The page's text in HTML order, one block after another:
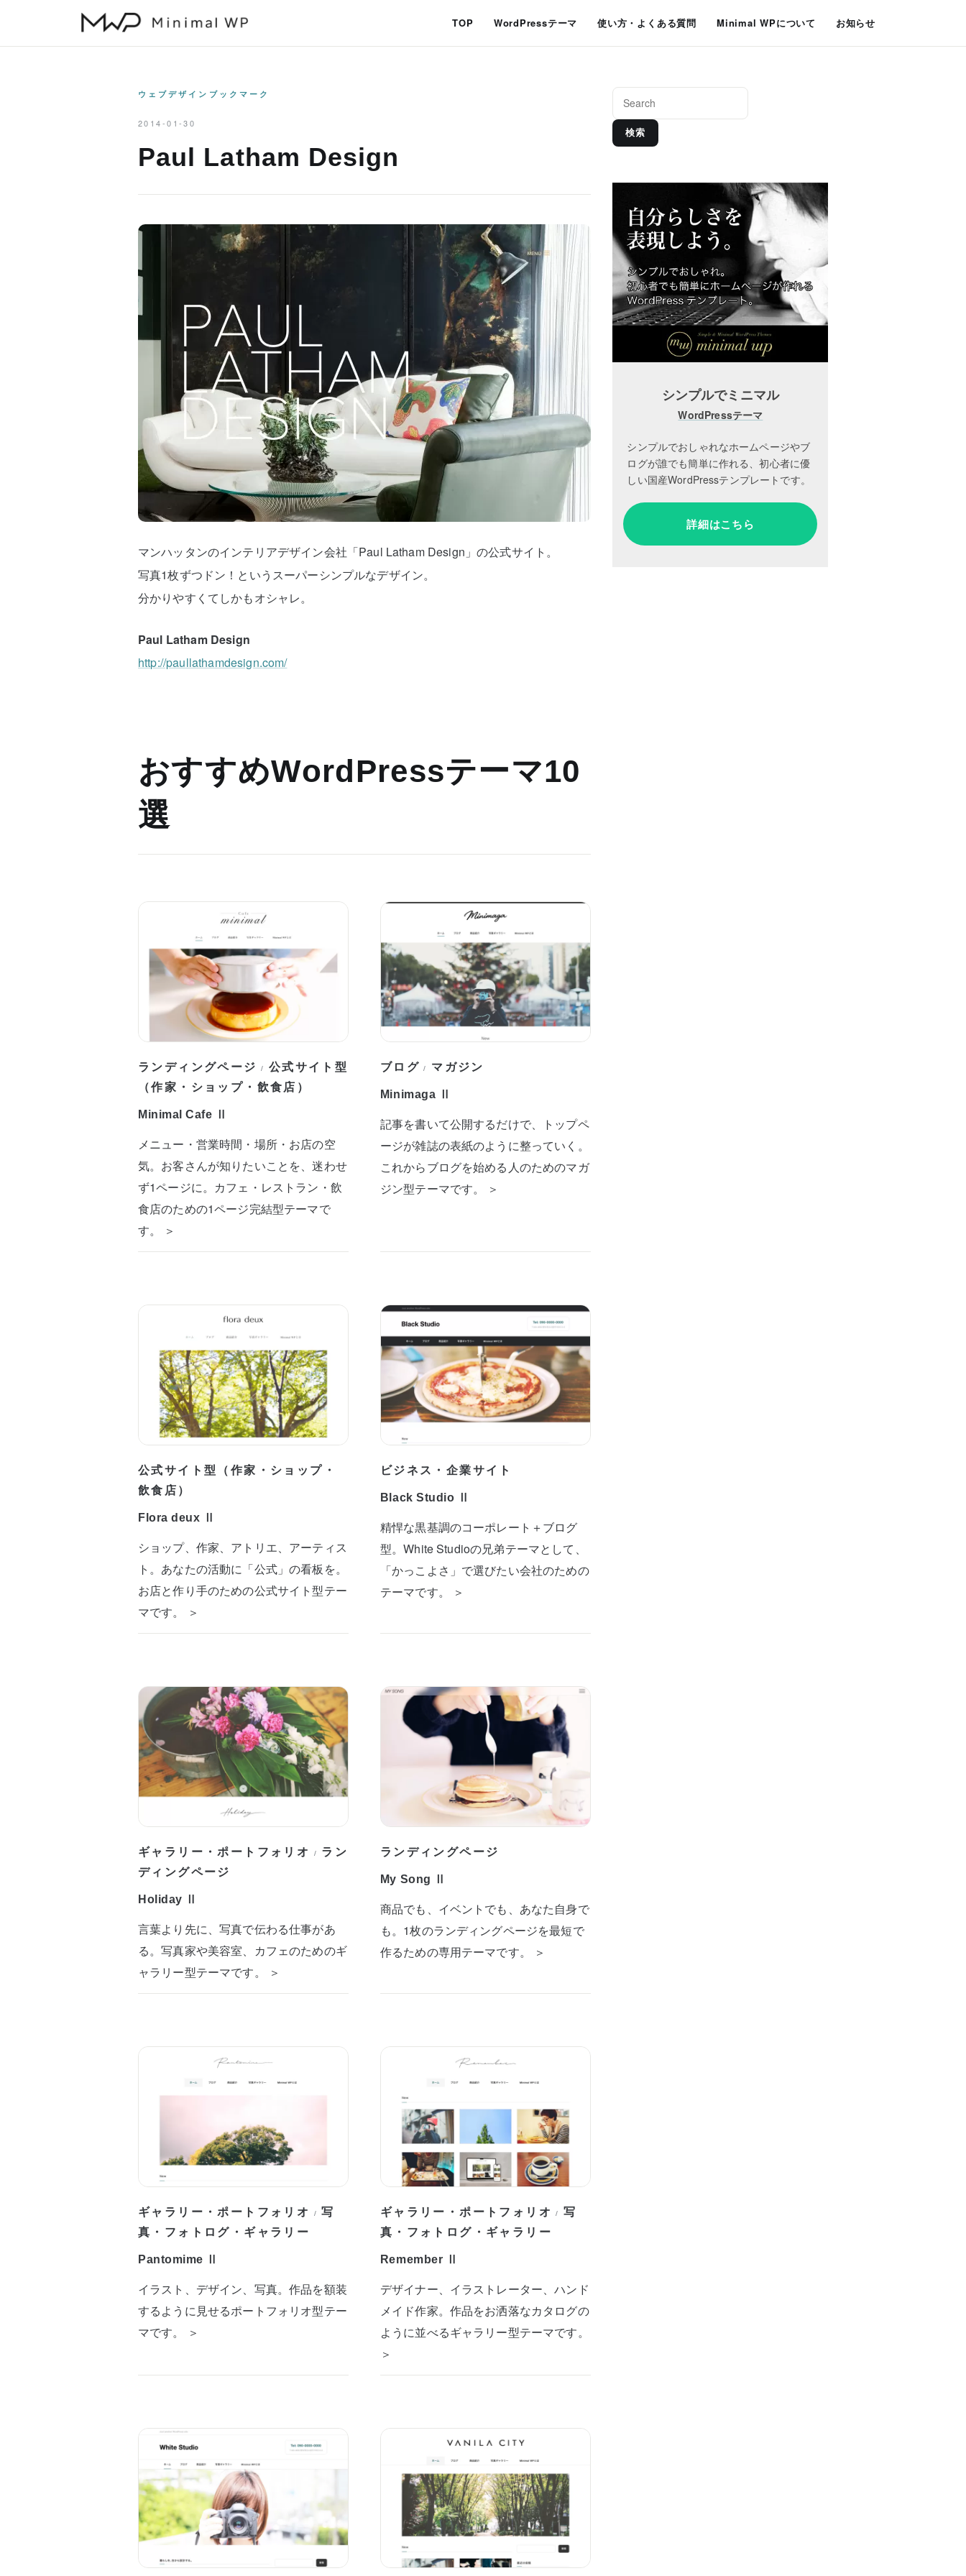
TOP WordPressテーマ 使い方・よくある質問 Minimal WPについて お知らせ
ウェブデザインブックマーク
2014-01-30
Paul Latham Design
マンハッタンのインテリアデザイン会社「Paul Latham Design」の公式サイト。
写真1枚ずつドン！というスーパーシンプルなデザイン。
分かりやすくてしかもオシャレ。
Paul Latham Design
http://paullathamdesign.com/
おすすめWordPressテーマ10
選
ランディングページ / 公式サイト型
（作家・ショップ・飲食店）
Minimal Cafe Ⅱ
メニュー・営業時間・場所・お店の空
気。お客さんが知りたいことを、迷わせ
ず1ページに。カフェ・レストラン・飲
食店のための1ページ完結型テーマで
す。 ＞
ブログ / マガジン
Minimaga Ⅱ
記事を書いて公開するだけで、トップペ
ージが雑誌の表紙のように整っていく。
これからブログを始める人のためのマガ
ジン型テーマです。 ＞
公式サイト型（作家・ショップ・
飲食店）
Flora deux Ⅱ
ショップ、作家、アトリエ、アーティス
ト。あなたの活動に「公式」の看板を。
お店と作り手のための公式サイト型テー
マです。 ＞
ビジネス・企業サイト
Black Studio Ⅱ
精悍な黒基調のコーポレート＋ブログ
型。White Studioの兄弟テーマとして、
「かっこよさ」で選びたい会社のための
テーマです。 ＞
ギャラリー・ポートフォリオ / ラン
ディングページ
Holiday Ⅱ
言葉より先に、写真で伝わる仕事があ
る。写真家や美容室、カフェのためのギ
ャラリー型テーマです。 ＞
ランディングページ
My Song Ⅱ
商品でも、イベントでも、あなた自身で
も。1枚のランディングページを最短で
作るための専用テーマです。 ＞
ギャラリー・ポートフォリオ /写
真・フォトログ・ギャラリー
Pantomime Ⅱ
イラスト、デザイン、写真。作品を額装
するように見せるポートフォリオ型テー
マです。 ＞
ギャラリー・ポートフォリオ /写
真・フォトログ・ギャラリー
Remember Ⅱ
デザイナー、イラストレーター、ハンド
メイド作家。作品をお洒落なカタログの
ように並べるギャラリー型テーマです。
＞
検索
シンプルでミニマル
WordPressテーマ
シンプルでおしゃれなホームページやブ
ログが誰でも簡単に作れる、初心者に優
しい国産WordPressテンプレートです。
詳細はこちら